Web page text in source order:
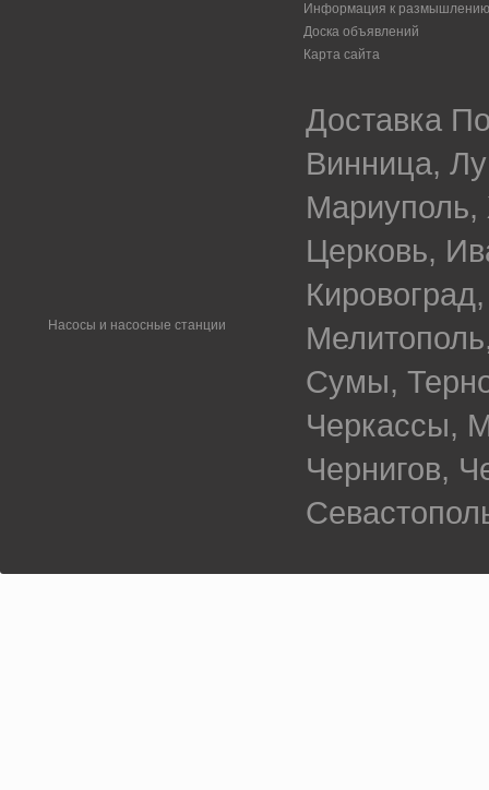
Информация к размышлению
Доска объявлений
Карта сайта
Насосы и насосные станции
Доставка
Винница,
Церковь,
Сумы,
Черкассы,
Чернигов,